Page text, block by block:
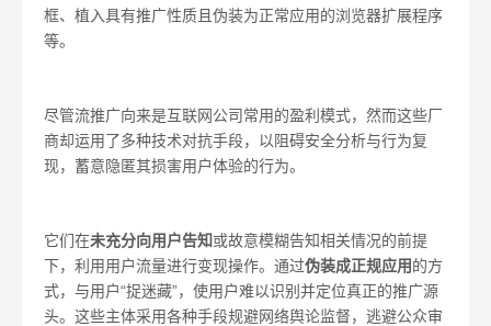
框、植入具有推广性质且伪装为正常应用的浏览器扩展程序
等。
尽管流推广向来是互联网公司常用的盈利模式，然而这些厂
商却运用了多种技术对抗手段，以阻碍安全分析与行为复
现，蓄意隐匿其损害用户体验的行为。
它们在未充分向用户告知或故意模糊告知相关情况的前提
下，利用用户流量进行变现操作。通过伪装成正规应用的方
式，与用户“捉迷藏”，使用户难以识别并定位真正的推广源
头。这些主体采用各种手段规避网络舆论监督，逃避公众审